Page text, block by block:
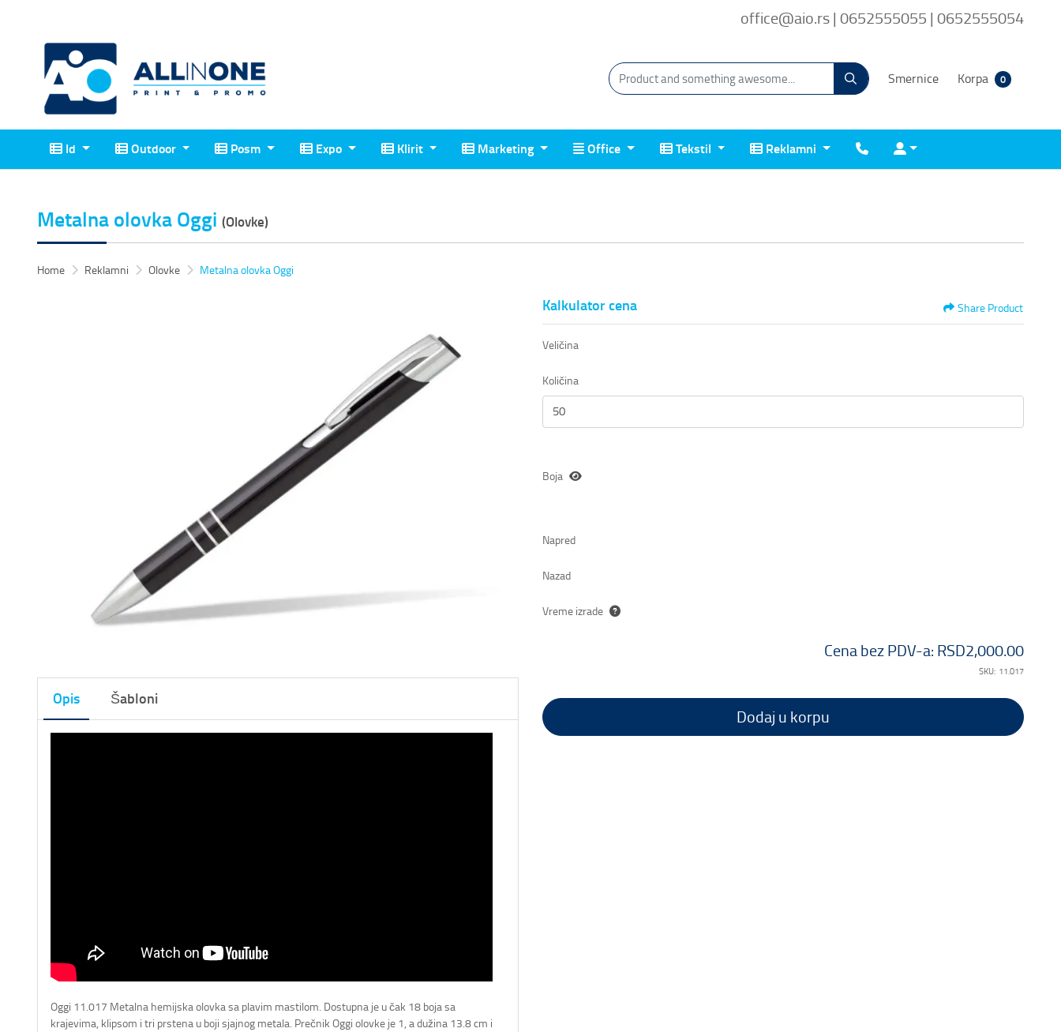
office@aio.rs | 0652555055 | 0652555054
Smernice Korpa 0
IdId Outdoor
Outdoor Posm
Posm Expo
Expo Klirit
Klirit Marketing
Marketing Office
Office Tekstil
Tekstil Reklamni
Reklamni KontaktPrijava
Metalna olovka Oggi (Olovke)
Home Reklamni Olovke Metalna olovka Oggi
Opis Šabloni
Oggi 11.017 Metalna hemijska olovka sa plavim mastilom. Dostupna je u čak 18 boja sa
krajevima, klipsom i tri prstena u boji sjajnog metala. Prečnik Oggi olovke je 1, a dužina 13.8 cm i
Kalkulator cena Share Product
Veličina
Količina
Boja
Napred
Nazad
Vreme izrade
Cena bez PDV-a: RSD2,000.00
SKU: 11.017
Dodaj u korpu